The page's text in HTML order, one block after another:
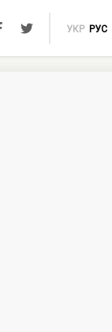
УКР РУС